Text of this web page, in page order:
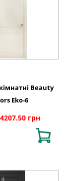
Beauty
Eko-6
4207.50 грн